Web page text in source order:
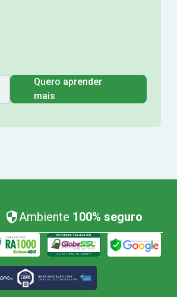
Quero aprender
mais
Ambiente 100% seguro